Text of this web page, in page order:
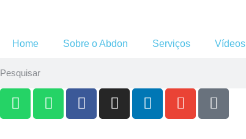
Home Sobre o Abdon Serviços Vídeos